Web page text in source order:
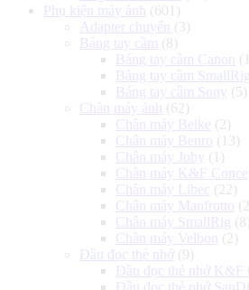
Phụ kiện máy ảnh
(601)
Adapter chuyển
(3)
Báng tay cầm (8)
Báng tay cầm Canon
Báng tay cầm SmallRig
Báng tay cầm Sony (5)
Chân máy ảnh
(62)
Chân máy Beike (2)
Chân máy Benro (13)
Chân máy Joby (1)
Chân máy K&F
Chân máy Libec (22)
Chân máy Manfrotto
Chân máy SmallRig (8)
Chân máy Velbon
(2)
Đầu đọc thẻ nhớ (9)
Đầu đọc thẻ nhớ K&F
Đầu đọc thẻ nhớ